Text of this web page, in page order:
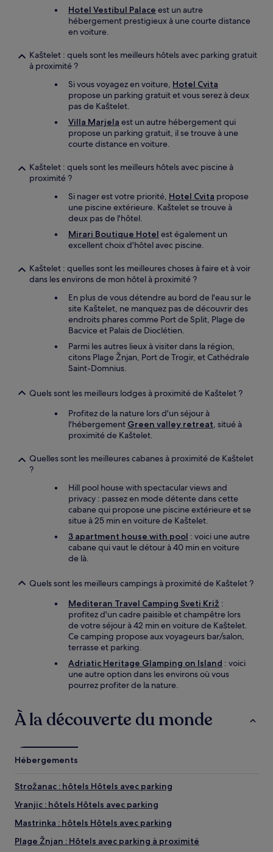
Hotel Vestibul Palace est un autre
hébergement prestigieux à une courte distance
en voiture.
Kaštelet : quels sont les meilleurs hôtels avec parking gratuit
à proximité ?
Si vous voyagez en voiture, Hotel Cvita
propose un parking gratuit et vous serez à deux
pas de Kaštelet.
Villa Marjela est un autre hébergement qui
propose un parking gratuit, il se trouve à une
courte distance en voiture.
Kaštelet : quels sont les meilleurs hôtels avec piscine à
proximité ?
Si nager est votre priorité, Hotel Cvita propose
une piscine extérieure. Kaštelet se trouve à
deux pas de l'hôtel.
Mirari Boutique Hotel est également un
excellent choix d'hôtel avec piscine.
Kaštelet : quelles sont les meilleures choses à faire et à voir
dans les environs de mon hôtel à proximité ?
En plus de vous détendre au bord de l'eau sur le
site Kaštelet, ne manquez pas de découvrir des
endroits phares comme Port de Split, Plage de
Bacvice et Palais de Dioclétien.
Parmi les autres lieux à visiter dans la région,
citons Plage Žnjan, Port de Trogir, et Cathédrale
Saint-Domnius.
Quels sont les meilleurs lodges à proximité de Kaštelet ?
Profitez de la nature lors d'un séjour à
l'hébergement Green valley retreat, situé à
proximité de Kaštelet.
Quelles sont les meilleures cabanes à proximité de Kaštelet
?
Hill pool house with spectacular views and
privacy : passez en mode détente dans cette
cabane qui propose une piscine extérieure et se
situe à 25 min en voiture de Kaštelet.
3 apartment house with pool : voici une autre
cabane qui vaut le détour à 40 min en voiture
de là.
Quels sont les meilleurs campings à proximité de Kaštelet ?
Mediteran Travel Camping Sveti Križ :
profitez d'un cadre paisible et champêtre lors
de votre séjour à 42 min en voiture de Kaštelet.
Ce camping propose aux voyageurs bar/salon,
terrasse et parking.
Adriatic Heritage Glamping on Island : voici
une autre option dans les environs où vous
pourrez profiter de la nature.
À la découverte du monde
Hébergements
Strožanac : hôtels Hôtels avec parking
Vranjic : hôtels Hôtels avec parking
Mastrinka : hôtels Hôtels avec parking
Plage Žnjan : Hôtels avec parking à proximité